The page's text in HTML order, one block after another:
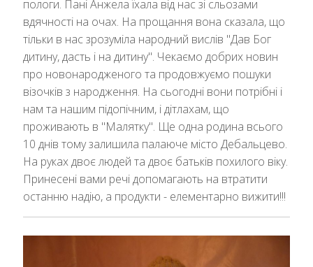
пологи. Пані Анжела їхала від нас зі сльозами
вдячності на очах. На прощання вона сказала, що
тільки в нас зрозуміла народний вислів "Дав Бог
дитину, дасть і на дитину". Чекаємо добрих новин
про новонародженого та продовжуємо пошуки
візочків з народження. На сьогодні вони потрібні і
нам та нашим підопічним, і дітлахам, що
проживають в "Малятку". Ще одна родина всього
10 днів тому залишила палаюче місто Дебальцево.
На руках двоє людей та двоє батьків похилого віку.
Принесені вами речі допомагають на втратити
останню надію, а продукти - елементарно вижити!!!